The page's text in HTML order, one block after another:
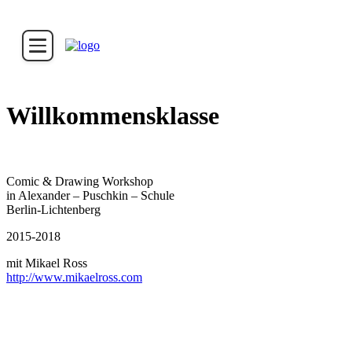
Willkommensklasse
Comic & Drawing Workshop
in Alexander – Puschkin – Schule
Berlin-Lichtenberg
2015-2018
mit Mikael Ross
http://www.mikaelross.com